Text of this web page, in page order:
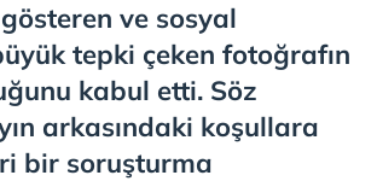
gösteren ve sosyal
tepki çeken fotoğrafın
kabul etti. Söz
arkasındaki koşullara
bir soruşturma